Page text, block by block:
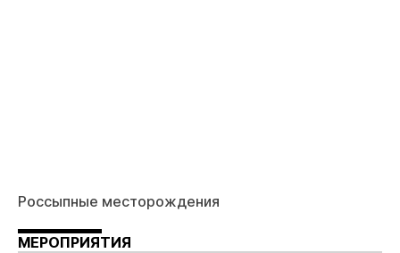
Россыпные месторождения
МЕРОПРИЯТИЯ